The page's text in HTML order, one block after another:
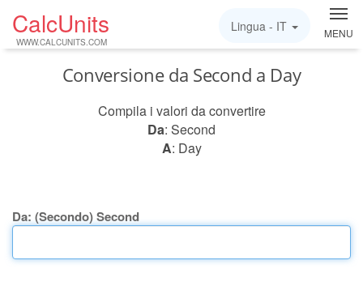
CalcUnits
WWW.CALCUNITS.COM
MENU
Lingua - IT
Conversione da Second a Day
Compila i valori da convertire
Da: Second
A: Day
Da: (Secondo) Second